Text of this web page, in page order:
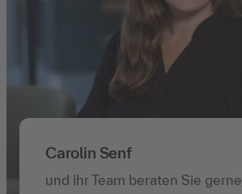
Carolin Senf
und ihr Team beraten Sie gerne